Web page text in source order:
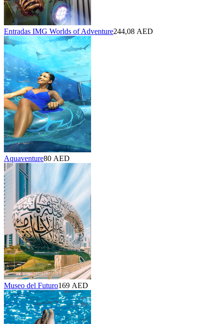
Entradas IMG Worlds of Adventure244,08 AED
Aquaventure80 AED
Museo del Futuro169 AED